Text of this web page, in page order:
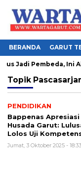
BERANDA GARUT
Jadi Pembeda, Ini
Topik
PENDIDIKAN
Bappenas Apresiasi
Husada Garut:
Lolos Uji
Jumat, 3 Oktober 2025 -